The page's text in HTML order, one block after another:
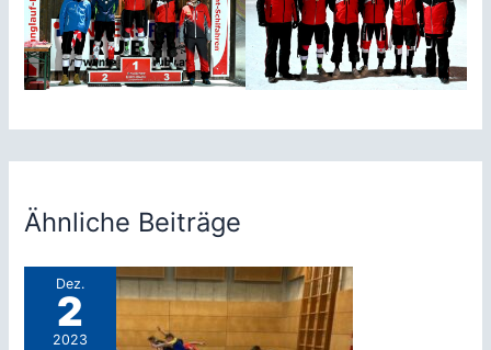
Ähnliche Beiträge
Dez.
2
2023